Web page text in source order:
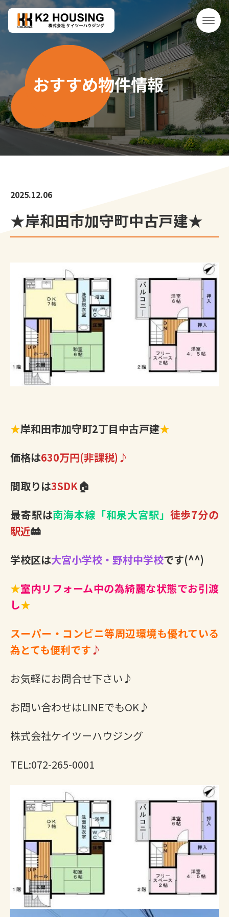
おすすめ物件情報
2025.12.06
★岸和田市加守町中古戸建★
★岸和田市加守町2丁目中古戸建★
価格は630万円(非課税)♪
間取りは3SDK🏠
最寄駅は南海本線「和泉大宮駅」 徒歩7分の
駅近🚋
学校区は大宮小学校・野村中学校です(^^)
★室内リフォーム中の為綺麗な状態でお引渡
し★
スーパー・コンビニ等周辺環境も優れている
為とても便利です♪
お気軽にお問合せ下さい♪
お問い合わせはLINEでもOK♪
株式会社ケイツーハウジング
TEL:072-265-0001